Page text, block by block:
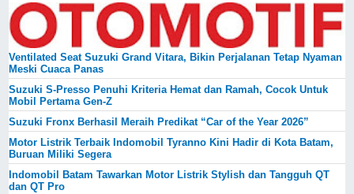
Ventilated Seat Suzuki Grand Vitara, Bikin Perjalanan Tetap Nyaman
Meski Cuaca Panas
Suzuki S-Presso Penuhi Kriteria Hemat dan Ramah, Cocok Untuk
Mobil Pertama Gen-Z
Suzuki Fronx Berhasil Meraih Predikat “Car of the Year 2026”
Motor Listrik Terbaik Indomobil Tyranno Kini Hadir di Kota Batam,
Buruan Miliki Segera
Indomobil Batam Tawarkan Motor Listrik Stylish dan Tangguh QT
dan QT Pro